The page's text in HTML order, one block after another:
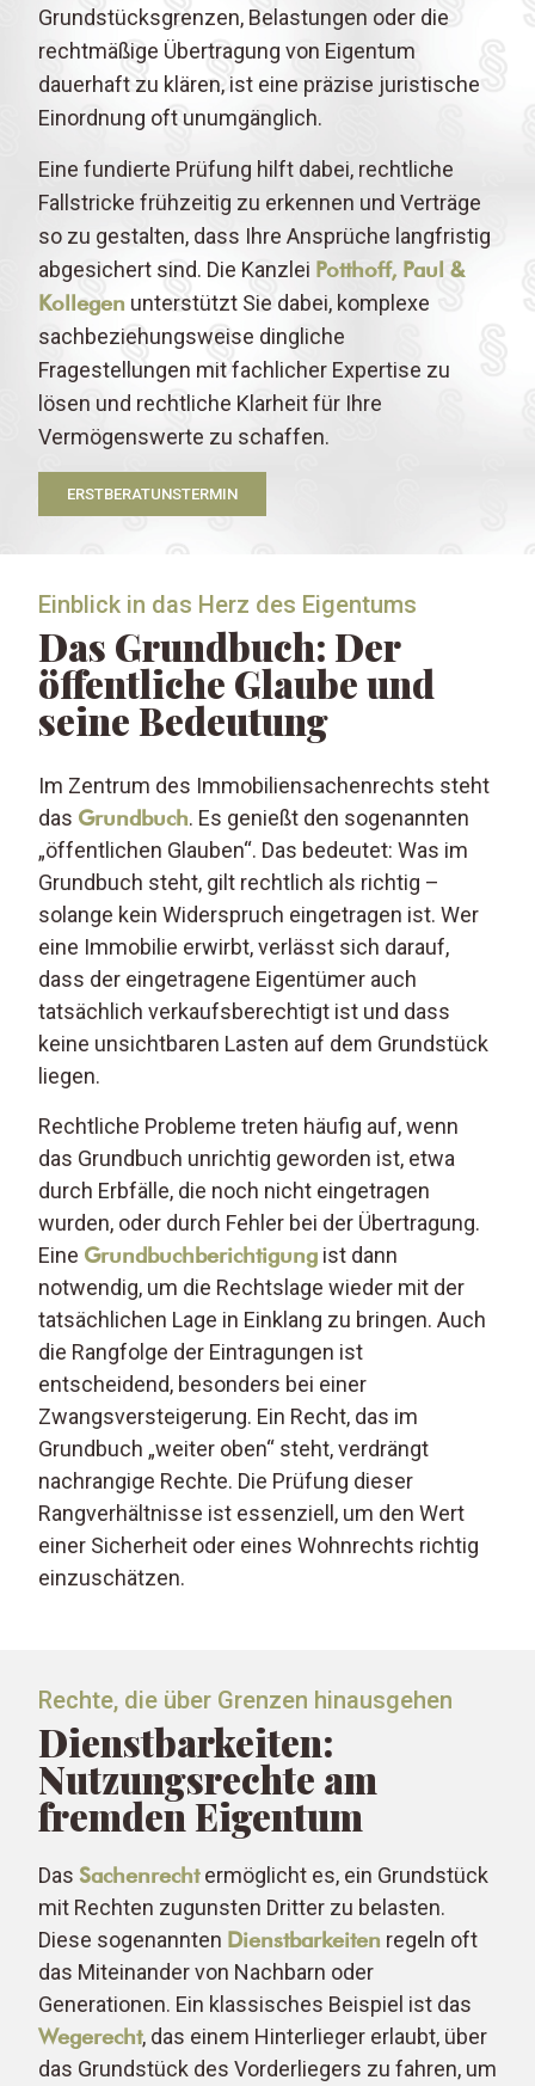
Grundstücksgrenzen, Belastungen oder die
rechtmäßige Übertragung von Eigentum
dauerhaft zu klären, ist eine präzise juristische
Einordnung oft unumgänglich.
Eine fundierte Prüfung hilft dabei, rechtliche
Fallstricke frühzeitig zu erkennen und Verträge
so zu gestalten, dass Ihre Ansprüche langfristig
abgesichert sind. Die Kanzlei Potthoff, Paul &
Kollegen unterstützt Sie dabei, komplexe
sachbeziehungsweise dingliche
Fragestellungen mit fachlicher Expertise zu
lösen und rechtliche Klarheit für Ihre
Vermögenswerte zu schaffen.
ERSTBERATUNSTERMIN
Einblick in das Herz des Eigentums
Das Grundbuch: Der
öffentliche Glaube und
seine Bedeutung
Im Zentrum des Immobiliensachenrechts steht
das Grundbuch. Es genießt den sogenannten
„öffentlichen Glauben“. Das bedeutet: Was im
Grundbuch steht, gilt rechtlich als richtig –
solange kein Widerspruch eingetragen ist. Wer
eine Immobilie erwirbt, verlässt sich darauf,
dass der eingetragene Eigentümer auch
tatsächlich verkaufsberechtigt ist und dass
keine unsichtbaren Lasten auf dem Grundstück
liegen.
Rechtliche Probleme treten häufig auf, wenn
das Grundbuch unrichtig geworden ist, etwa
durch Erbfälle, die noch nicht eingetragen
wurden, oder durch Fehler bei der Übertragung.
Eine Grundbuchberichtigung ist dann
notwendig, um die Rechtslage wieder mit der
tatsächlichen Lage in Einklang zu bringen. Auch
die Rangfolge der Eintragungen ist
entscheidend, besonders bei einer
Zwangsversteigerung. Ein Recht, das im
Grundbuch „weiter oben“ steht, verdrängt
nachrangige Rechte. Die Prüfung dieser
Rangverhältnisse ist essenziell, um den Wert
einer Sicherheit oder eines Wohnrechts richtig
einzuschätzen.
Rechte, die über Grenzen hinausgehen
Dienstbarkeiten:
Nutzungsrechte am
fremden Eigentum
Das Sachenrechtermöglicht es, ein Grundstück
mit Rechten zugunsten Dritter zu belasten.
Diese sogenannten Dienstbarkeiten regeln oft
das Miteinander von Nachbarn oder
Generationen. Ein klassisches Beispiel ist das
Wegerecht, das einem Hinterlieger erlaubt, über
das Grundstück des Vorderliegers zu fahren, um